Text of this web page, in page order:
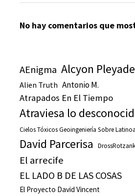
No hay comentarios que
AEnigma Alcyon
Alien Truth Antonio M.
Atrapados En El Tiempo
Atraviesa lo
Cielos Tóxicos Geoingeniería Sobre
David Parcerisa DrossRotzank
El arrecife
EL LADO B DE LAS COSAS
El Proyecto David Vincent